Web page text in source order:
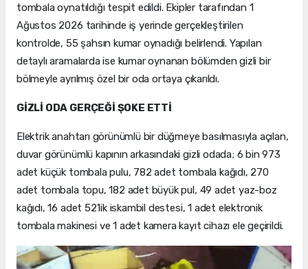
tombala oynatıldığı tespit edildi. Ekipler tarafından 1
Ağustos 2026 tarihinde iş yerinde gerçekleştirilen
kontrolde, 55 şahsın kumar oynadığı belirlendi. Yapılan
detaylı aramalarda ise kumar oynanan bölümden gizli bir
bölmeyle ayrılmış özel bir oda ortaya çıkarıldı.
GİZLİ ODA GERÇEĞİ ŞOKE ETTİ
Elektrik anahtarı görünümlü bir düğmeye basılmasıyla açılan,
duvar görünümlü kapının arkasındaki gizli odada; 6 bin 973
adet küçük tombala pulu, 782 adet tombala kağıdı, 270
adet tombala topu, 182 adet büyük pul, 49 adet yaz-boz
kağıdı, 16 adet 52'lik iskambil destesi, 1 adet elektronik
tombala makinesi ve 1 adet kamera kayıt cihazı ele geçirildi.